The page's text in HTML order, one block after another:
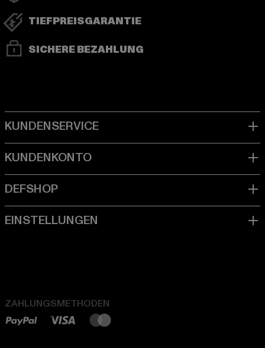
TIEFPREISGARANTIE
SICHERE BEZAHLUNG
ZAHLUNGSMETHODEN